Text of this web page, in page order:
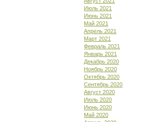
Июль 2021
Июнь 2021
Май 2021
Апрель 2021
Март 2021
Февраль 2021
Январь 2021
Декабрь 2020
Ноябрь 2020
Октябрь 2020
Сентябрь 2020
Август 2020
Июль 2020
Июнь 2020
Май 2020